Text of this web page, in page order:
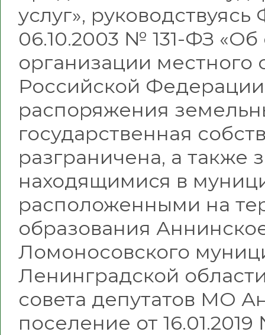
услуг»,
06.10.2003 № 131-ФЗ
организации местного
Российской
распоряжения
государственная
разграничена, а также
находящимися в
расположенными на
образования
Ломоносовского
Ленинградской
совета депутатов МО
поселение от